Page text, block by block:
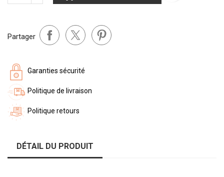
Partager
Garanties sécurité
Politique de livraison
Politique retours
DÉTAIL DU PRODUIT